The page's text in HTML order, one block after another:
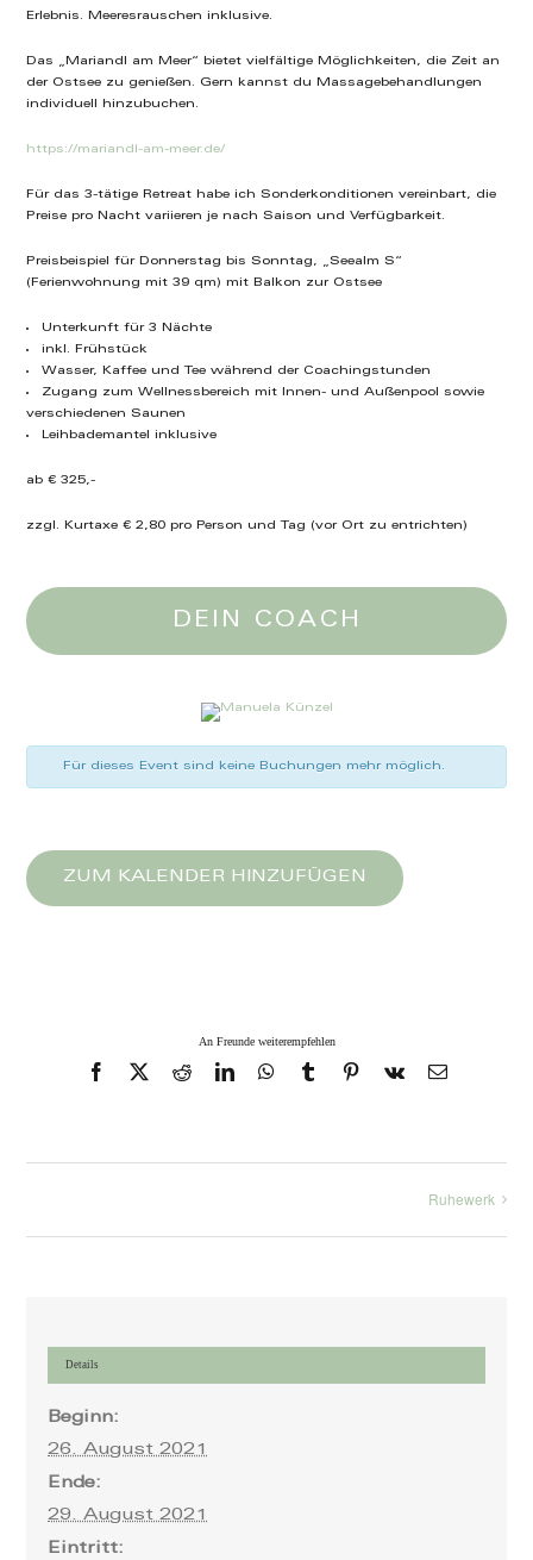
Erlebnis. Meeresrauschen inklusive.
Das „Mariandl am Meer“ bietet vielfältige Möglichkeiten, die Zeit an
der Ostsee zu genießen. Gern kannst du Massagebehandlungen
individuell hinzubuchen.
https://mariandl-am-meer.de/
Für das 3-tätige Retreat habe ich Sonderkonditionen vereinbart, die
Preise pro Nacht variieren je nach Saison und Verfügbarkeit.
Preisbeispiel für Donnerstag bis Sonntag, „Seealm S“
(Ferienwohnung mit 39 qm) mit Balkon zur Ostsee
Unterkunft für 3 Nächte
inkl. Frühstück
Wasser, Kaffee und Tee während der Coachingstunden
Zugang zum Wellnessbereich mit Innen- und Außenpool sowie
verschiedenen Saunen
Leihbademantel inklusive
ab € 325,-
zzgl. Kurtaxe € 2,80 pro Person und Tag (vor Ort zu entrichten)
DEIN COACH
Für dieses Event sind keine Buchungen mehr möglich.
ZUM KALENDER HINZUFÜGEN
An Freunde weiterempfehlen
Facebook
X RedditLinkedInWhatsApp
TumblrPinterest
Vk
E-
Ruhewerk
Details
Beginn:
26. August 2021
Ende:
29. August 2021
Eintritt: